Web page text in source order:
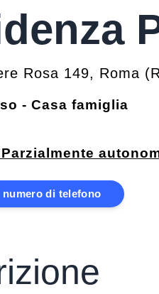
Rosa 149, Roma (
- Casa famiglia
di telefono